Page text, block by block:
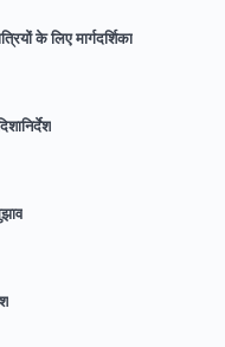
के लिए मार्गदर्शिका